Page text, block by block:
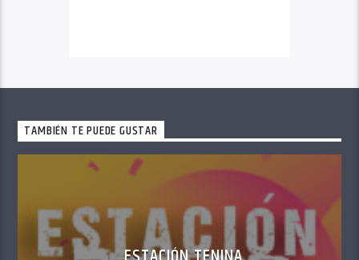
TAMBIÉN TE PUEDE GUSTAR